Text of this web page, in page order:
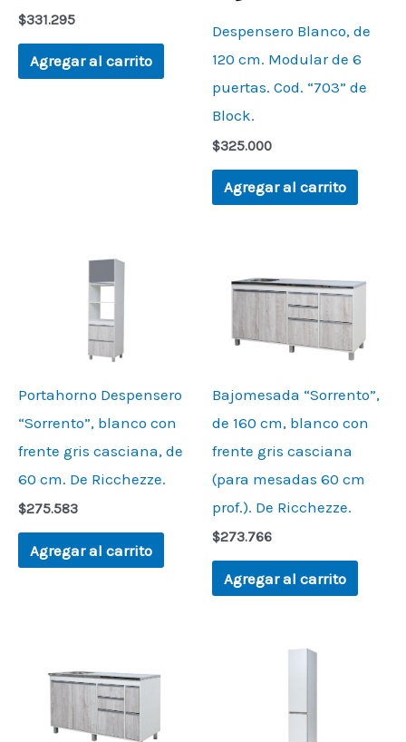
$331.295
Agregar al carrito
Despensero Blanco, de
120 cm. Modular de 6
puertas. Cod. “703” de
Block.
$325.000
Agregar al carrito
Portahorno Despensero
“Sorrento”, blanco con
frente gris casciana, de
60 cm. De Ricchezze.
$275.583
Agregar al carrito
Bajomesada “Sorrento”,
de 160 cm, blanco con
frente gris casciana
(para mesadas 60 cm
prof.). De Ricchezze.
$273.766
Agregar al carrito